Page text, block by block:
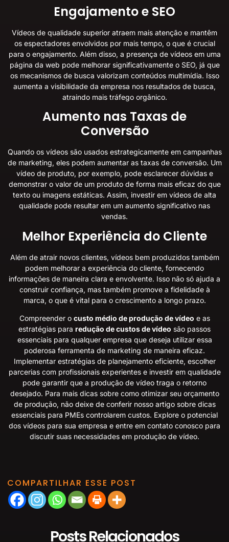
Engajamento e SEO
Vídeos de qualidade superior atraem mais atenção e mantêm
os espectadores envolvidos por mais tempo, o que é crucial
para o engajamento. Além disso, a presença de vídeos em uma
página da web pode melhorar significativamente o SEO, já que
os mecanismos de busca valorizam conteúdos multimídia. Isso
aumenta a visibilidade da empresa nos resultados de busca,
atraindo mais tráfego orgânico.
Aumento nas Taxas de
Conversão
Quando os vídeos são usados estrategicamente em campanhas
de marketing, eles podem aumentar as taxas de conversão. Um
vídeo de produto, por exemplo, pode esclarecer dúvidas e
demonstrar o valor de um produto de forma mais eficaz do que
texto ou imagens estáticas. Assim, investir em vídeos de alta
qualidade pode resultar em um aumento significativo nas
vendas.
Melhor Experiência do Cliente
Além de atrair novos clientes, vídeos bem produzidos também
podem melhorar a experiência do cliente, fornecendo
informações de maneira clara e envolvente. Isso não só ajuda a
construir confiança, mas também promove a fidelidade à
marca, o que é vital para o crescimento a longo prazo.
Compreender o custo médio de produção de vídeo e as
estratégias para redução de custos de vídeo são passos
essenciais para qualquer empresa que deseja utilizar essa
poderosa ferramenta de marketing de maneira eficaz.
Implementar estratégias de planejamento eficiente, escolher
parcerias com profissionais experientes e investir em qualidade
pode garantir que a produção de vídeo traga o retorno
desejado. Para mais dicas sobre como otimizar seu orçamento
de produção, não deixe de conferir nosso artigo sobre dicas
essenciais para PMEs controlarem custos. Explore o potencial
dos vídeos para sua empresa e entre em contato conosco para
discutir suas necessidades em produção de vídeo.
COMPARTILHAR ESSE POST
Posts Relacionados